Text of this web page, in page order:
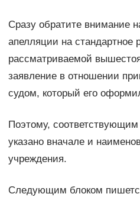
Сразу обратите внимание
апелляции на стандартное
рассматриваемой
заявление в отношении
судом, который его
Поэтому,
указано вначале и
учреждения.
Следующим блоком